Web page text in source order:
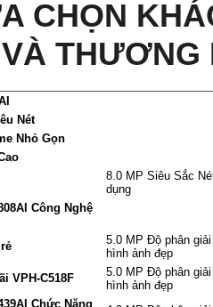
CHỌN
THƯƠNG
Nét
Nhỏ Gọn
8.0 MP Siêu Sắc
dụng
Công Nghệ
5.0 MP Độ phân
hình ảnh đẹp
VPH-C518F
5.0 MP Độ phân
hình ảnh đẹp
Chức Năng